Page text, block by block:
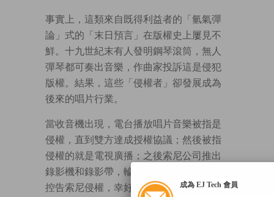
事實上，這類來自既得利益者的「氫氣彈
論」式的「末日預言」在版權史上屢見不
鮮。十九世紀末有人發明鋼琴滾筒，無人
彈琴都可奏出音樂，作曲家投訴這是侵犯
版權。結果，這些「侵權者」卻發展成為
後來的唱片行業。
當收音機出現，電台播放唱片音樂被指是
侵權，直到雙方達成授權協議；然後被指
侵權的就是電視廣播；之後索尼公司推出
錄影機和錄影帶，輪到電視台和電影公司
控告索尼侵權，幸好版權方敗訴了。可
成為 EJ Tech 會員